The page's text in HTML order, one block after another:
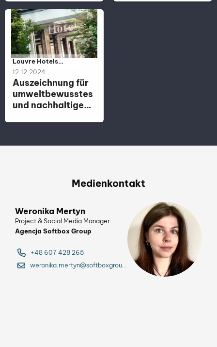
Group in
Deutschland
unterstützt lokale
Gemeinschaften
durch
Nachhaltigkeit
Należy do kategorii:
Louvre Hotels
Group
12.12.2024
Auszeichnung für
umweltbewusstes
und nachhaltiges
Umweltzertifikat
Bronze bis Gold
Medienkontakt
Weronika Mertyn
Project & Social Media Manager
Agencja Softbox Group
+48 607 428 265
weronika.mertyn@softboxgroup.pl